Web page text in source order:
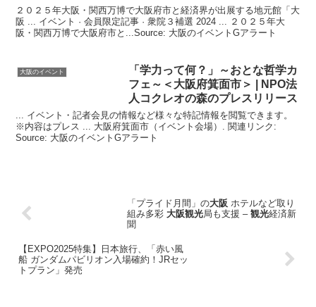
２０２５年大阪・関西万博で大阪府市と経済界が出展する地元館「大
阪 ... イベント · 会員限定記事 · 衆院３補選 2024 ... ２０２５年大
阪・関西万博で大阪府市と...Source: 大阪のイベントGアラート
大阪のイベント
「学力って何？」～おとな哲学カ
フェ～＜ 大阪府箕面市＞ | NPO法
人コクレオの森のプレスリリース
... イベント・記者会見の情報など様々な特記情報を閲覧できます。
※内容はプレス ... 大阪府箕面市（イベント会場）. 関連リンク:
Source: 大阪のイベントGアラート
「プライド月間」の大阪 ホテルなど取り
組み多彩 大阪観光局も支援 – 観光経済新
聞
【EXPO2025特集】日本旅行、「赤い風
船 ガンダムパビリオン入場確約！JRセッ
トプラン」発売